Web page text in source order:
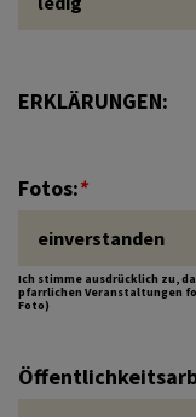
ERKLÄRUNGEN:
Fotos:*
Ich stimme ausdrücklich zu,
pfarrlichen Veranstaltungen
Foto)